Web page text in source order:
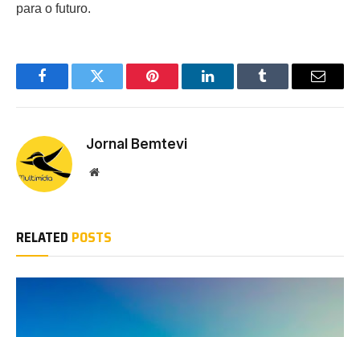
para o futuro.
FacebookTwitter Pinterest LinkedInTumblr Email
Jornal Bemtevi
Website
RELATED POSTS